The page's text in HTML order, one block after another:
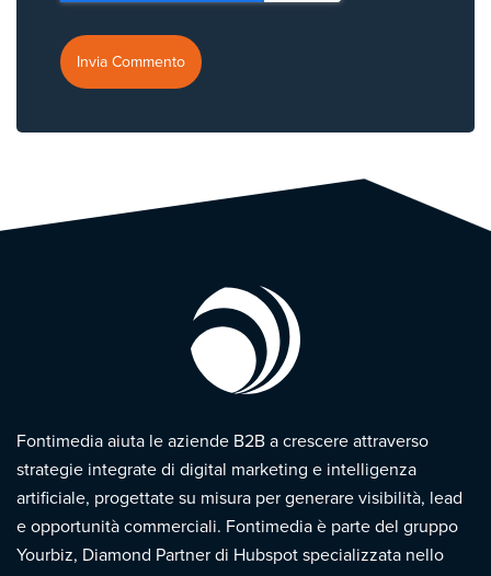
Fontimedia aiuta le aziende B2B a crescere attraverso
strategie integrate di digital marketing e intelligenza
artificiale, progettate su misura per generare visibilità, lead
e opportunità commerciali. Fontimedia è parte del gruppo
Yourbiz, Diamond Partner di Hubspot specializzata nello